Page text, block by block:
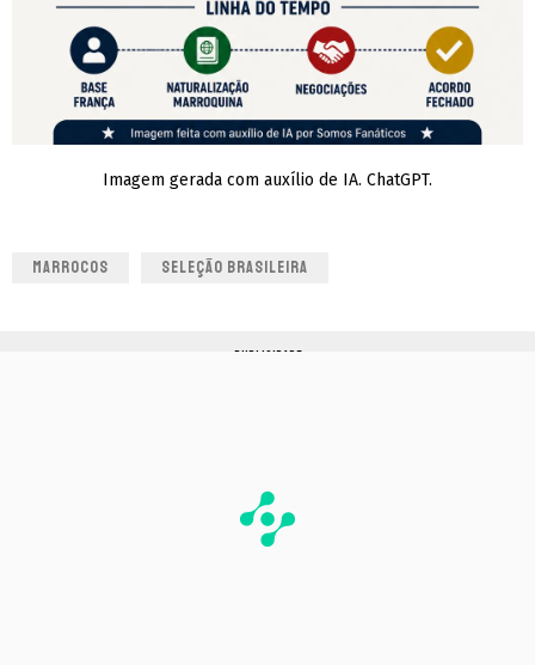
Imagem gerada com auxílio de IA. ChatGPT.
MARROCOS SELEÇÃO BRASILEIRA
PUBLICIDADE